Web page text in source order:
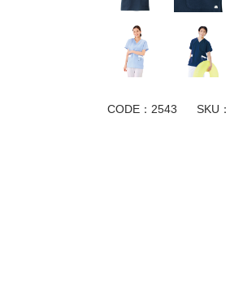
CODE：2543 SKU：